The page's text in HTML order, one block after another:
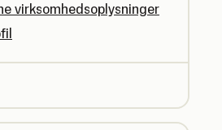
virksomhedsoplysninger